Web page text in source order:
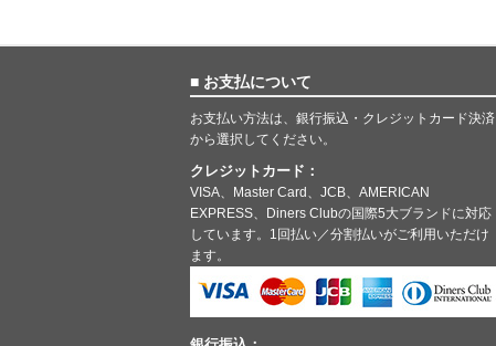
■ お支払について
お支払い方法は、銀行振込・クレジットカード決済
から選択してください。
クレジットカード：
VISA、Master Card、JCB、AMERICAN
EXPRESS、Diners Clubの国際5大ブランドに対応
しています。1回払い／分割払いがご利用いただけ
ます。